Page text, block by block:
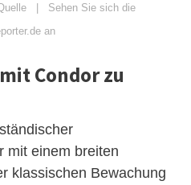
| Sehen Sie sich die
an
Condor zu
mit einem breiten
klassischen Bewachung